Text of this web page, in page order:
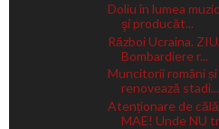
Doliu în lumea
şi producăt...
Război Ucraina.
Bombardiere r...
Muncitorii români și
renovează stadi...
Atenționare de
MAE! Unde NU